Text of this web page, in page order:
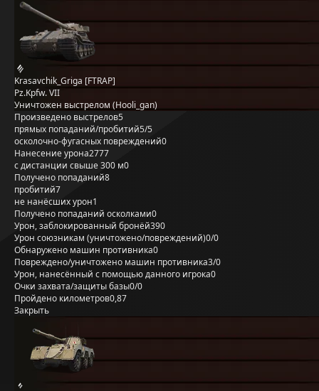
Krasavchik_Griga [FTRAP]
Pz.Kpfw. VII
Уничтожен выстрелом (Hooli_gan)
Произведено выстрелов5
прямых попаданий/пробитий5/5
осколочно-фугасных повреждений0
Нанесение урона2777
с дистанции свыше 300 м0
Получено попаданий8
пробитий7
не нанёсших урон1
Получено попаданий осколками0
Урон, заблокированный бронёй390
Урон союзникам (уничтожено/повреждений)0/0
Обнаружено машин противника0
Повреждено/уничтожено машин противника3/0
Урон, нанесённый с помощью данного игрока0
Очки захвата/защиты базы0/0
Пройдено километров0,87
Закрыть